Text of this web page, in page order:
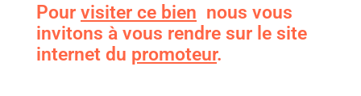
Pour visiter ce bien nous vous
invitons à vous rendre sur le site
internet du promoteur.